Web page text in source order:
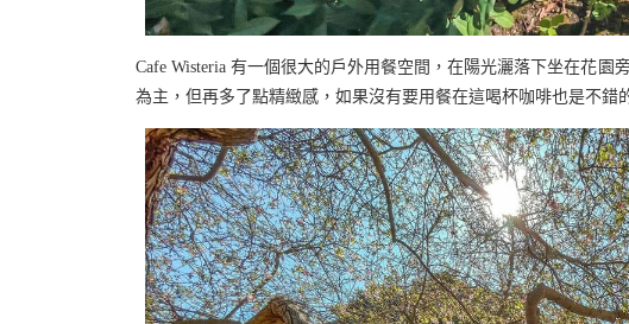
Cafe Wisteria 有一個很大的戶外用餐空間，在陽光灑落下坐在花園
為主，但再多了點精緻感，如果沒有要用餐在這喝杯咖啡也是不錯